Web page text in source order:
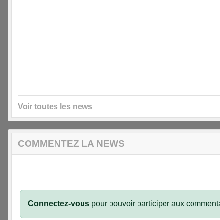
Voir toutes les news
COMMENTEZ LA NEWS
Connectez-vous pour pouvoir participer aux